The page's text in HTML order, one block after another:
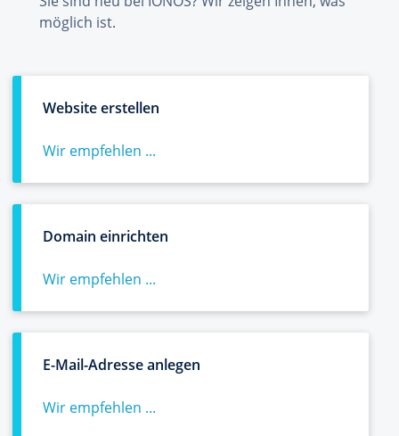
möglich ist.
Website erstellen
Wir empfehlen ...
Domain einrichten
Wir empfehlen ...
E-Mail-Adresse anlegen
Wir empfehlen ...